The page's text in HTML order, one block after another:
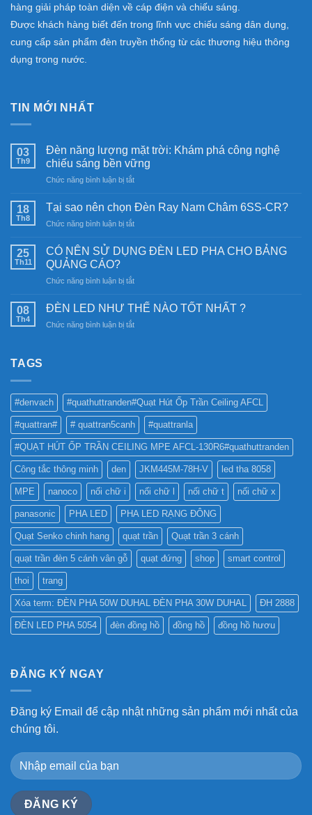
hàng giải pháp toàn diện về cáp điện và chiếu sáng.
Được khách hàng biết đến trong lĩnh vực chiếu sáng dân dụng,
cung cấp sản phẩm đèn truyền thống từ các thương hiệu thông
dụng trong nước.
TIN MỚI NHẤT
03
Th9
Đèn năng lượng mặt trời: Khám phá công nghệ
chiếu sáng bền vững
Chức năng bình luận bị tắtở
năng
mặt
Khám
nghệ
sáng
18
Th8
Tại sao nên chọn Đèn Ray Nam Châm 6SS-CR?
Chức năng bình luận bị tắtở
sao
Đèn
Nam
6SS-
25
Th11
CÓ NÊN SỬ DỤNG ĐÈN LED PHA CHO BẢNG
QUẢNG CÁO?
Chức năng bình luận bị tắtở
NÊN
DỤNG
QUẢNG
CÁO?
08
Th4
ĐÈN LED NHƯ THẾ NÀO TỐT NHẤT ?
Chức năng bình luận bị tắtở
TỐT
NHẤT
?
TAGS
#denvach #quathuttranden#Quạt Hút Ốp Trần Ceiling AFCL
#quattran# # quattran5canh #quattranla
#QUẠT HÚT ỐP TRẦN CEILING MPE AFCL-130R6#quathuttranden
Công tắc thông minh den JKM445M-78H-V led tha 8058
MPE nanoco nối chữ i nối chữ l nối chữ t nối chữ x
panasonic PHA LED PHA LED RẠNG ĐÔNG
Quạt Senko chinh hang quạt trần Quạt trần 3 cánh
quạt trần đèn 5 cánh vân gỗ quạt đứng shop smart control
thoi trang
Xóa term: ĐÈN PHA 50W DUHAL ĐÈN PHA 30W DUHAL ĐH 2888
ĐÈN LED PHA 5054 đèn đồng hồ đồng hồ đồng hồ hươu
ĐĂNG KÝ NGAY
Đăng ký Email để cập nhật những sản phẩm mới nhất của
chúng tôi.